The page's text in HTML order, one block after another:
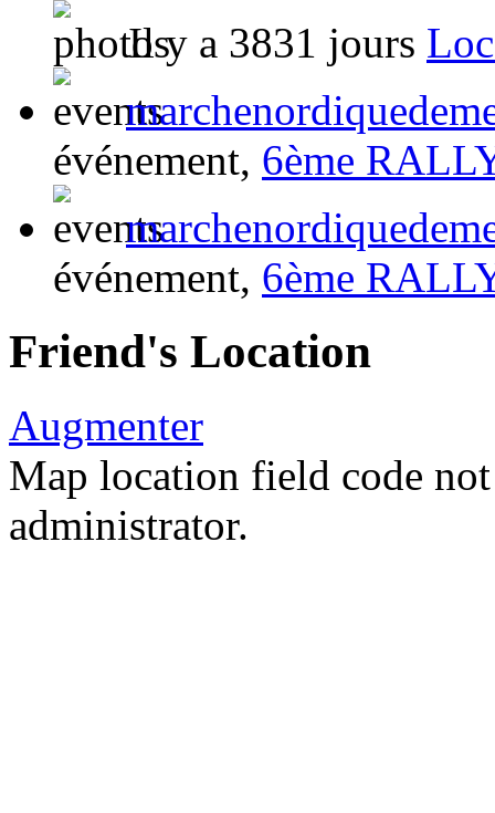
Il y a 3831 jours
événement, 6ème
événement, 6ème
Friend's Location
Augmenter
Map location field code
administrator.